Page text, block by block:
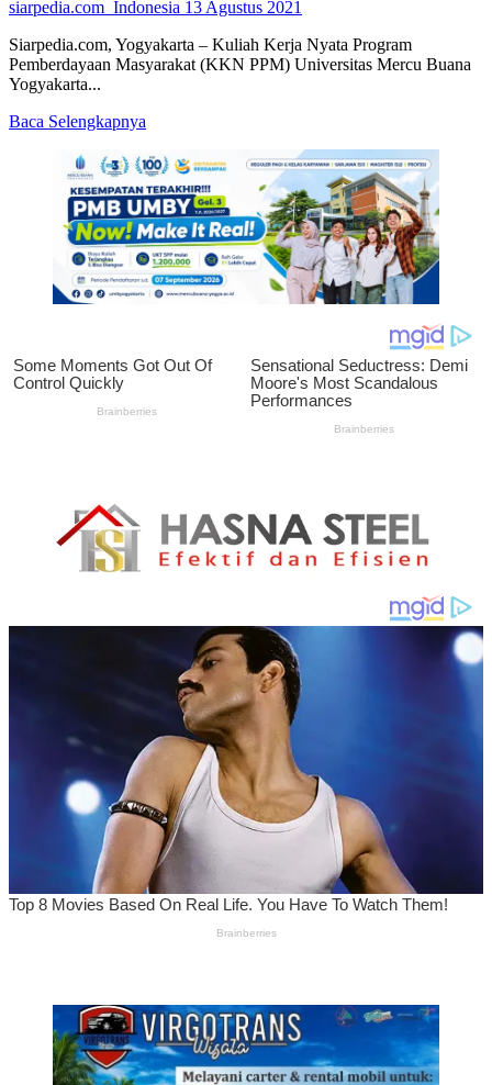
siarpedia.com_Indonesia 13 Agustus 2021
Siarpedia.com, Yogyakarta – Kuliah Kerja Nyata Program
Pemberdayaan Masyarakat (KKN PPM) Universitas Mercu Buana
Yogyakarta...
Baca Selengkapnya
about
Dikembangkan
Aplikasi
Pendataan
Penduduk